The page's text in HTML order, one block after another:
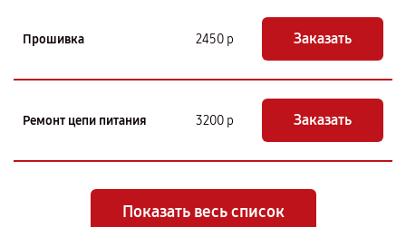
Прошивка 2450 р Заказать
Ремонт цепи питания 3200 р Заказать
Показать весь список